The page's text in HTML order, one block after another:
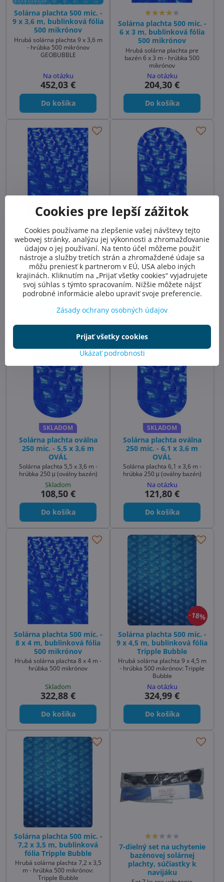
Solárna plachta 500 mic. -
9 x 3,6 m, bublinková fólia
500 mikrónov
Hrubá solárna plachta 9 x 3,6 m
- hrúbka 500 mikrónov
GEOBUBBLE
Na otázku
452,03 €
Do košíka
Solárna plachta 500 mic. -
6 x 3 m, bublinková fólia
500 mikrónov
Hrubá solárna plachta pre
bazén 6 x 3 m - hrúbka 500
mikrónov
Na otázku
204,30 €
Do košíka
Solárna plachta 400 mic. -
7 x 3,5 m, bublinková fólia
400 mikrónov
Solárna plachta 7 x 3,5 m -
hrúbka 400 mikrónov
Skladom
223,45 €
Do košíka
Solárna plachta oválna
250 mic. - 7,3 x 3,7 m
OVÁL
Solárna plachta pre oválny
bazén s rozmerom 7,3 x 3,7 m -
hrúbka 250 μ
Skladom
143,30 €
Do košíka
SKLADOM
Solárna plachta oválna
250 mic. - 5,5 x 3,6 m
OVÁL
Solárna plachta 5,5 x 3,6 m -
hrúbka 250 μ (oválny bazén)
Skladom
108,50 €
Do košíka
SKLADOM
Solárna plachta oválna
250 mic. - 6,1 x 3,6 m
OVÁL
Solárna plachta 6,1 x 3,6 m -
hrúbka 250 μ (oválny bazén)
Na otázku
121,80 €
Do košíka
Solárna plachta 500 mic. -
8 x 4 m, bublinková fólia
500 mikrónov
Hrubá solárna plachta 8 x 4 m -
hrúbka 500 mikrónov
Skladom
322,88 €
Do košíka
18%
Solárna plachta 500 mic. -
9 x 4,5 m, bublinková fólia
Tripple Bubble
Hrubá solárna plachta 9 x 4,5 m
- hrúbka 500 mikrónov: Tripple
Bubble
Na otázku
324,99 €
Do košíka
Solárna plachta 500 mic. -
7,2 x 3,5 m, bublinková
fólia Tripple Bubble
Hrubá solárna plachta 7,2 x 3,5
m - hrúbka 500 mikrónov:
Tripple Bubble
7-dielný set na uchytenie
bazénovej solárnej
plachty, súčiastky k
navijáku
Cookies pre lepší zážitok
Cookies používame na zlepšenie vašej návštevy tejto
webovej stránky, analýzu jej výkonnosti a zhromažďovanie
údajov o jej používaní. Na tento účel môžeme použiť
nástroje a služby tretích strán a zhromaždené údaje sa
môžu preniesť k partnerom v EÚ, USA alebo iných
krajinách. Kliknutím na „Prijať všetky cookies“ vyjadrujete
svoj súhlas s týmto spracovaním. Nižšie môžete nájsť
podrobné informácie alebo upraviť svoje preferencie.
Zásady ochrany osobných údajov
Ukázať podrobnosti
Prijať všetky cookies